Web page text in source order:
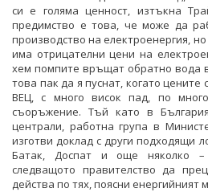
си е голяма ценност, изтъкна
предимство е това, че може да
производство на електроенергия,
има отрицателни цени на
хем помпите връщат обратно вода
това пак да я пуснат, когато цените
ВЕЦ, с много висок пад, по
съоръжение. Тъй като в
централи, работна група в
изготви доклад с други подходящи
Батак, Доспат и още няколко
следващото правителство да
действа по тях, поясни енергийният